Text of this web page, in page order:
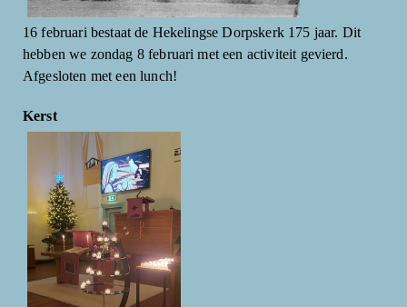
16 februari bestaat de Hekelingse Dorpskerk 175 jaar. Dit
hebben we zondag 8 februari met een activiteit gevierd.
Afgesloten met een lunch!
Kerst